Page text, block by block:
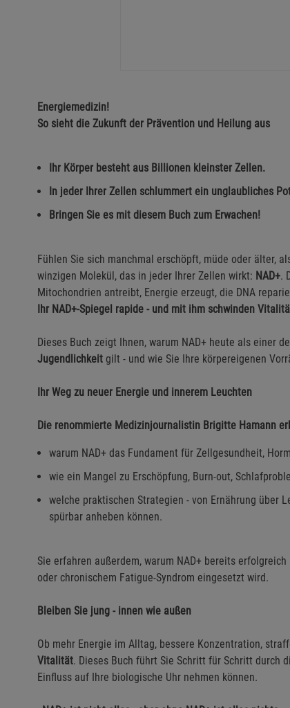
Energiemedizin!
So sieht die Zukunft der Prävention und Heilung aus
Ihr Körper besteht aus Billionen kleinster Zellen.
In jeder Ihrer Zellen schlummert ein unglaubliches
Bringen Sie es mit diesem Buch zum Erwachen!
Fühlen Sie sich manchmal erschöpft, müde oder älter,
winzigen Molekül, das in jeder Ihrer Zellen wirkt: NAD+.
Mitochondrien antreibt, Energie erzeugt, die DNA
Ihr NAD+-Spiegel rapide - und mit ihm schwinden
Dieses Buch zeigt Ihnen, warum NAD+ heute als einer
Jugendlichkeit gilt - und wie Sie Ihre körpereigenen
Ihr Weg zu neuer Energie und innerem Leuchten
Die renommierte Medizinjournalistin Brigitte Hamann
warum NAD+ das Fundament für Zellgesundheit,
wie ein Mangel zu Erschöpfung, Burn-out,
welche praktischen Strategien - von Ernährung über
spürbar anheben können.
Sie erfahren außerdem, warum NAD+ bereits
oder chronischem Fatigue-Syndrom eingesetzt wird.
Bleiben Sie jung - innen wie außen
Ob mehr Energie im Alltag, bessere Konzentration,
Vitalität. Dieses Buch führt Sie Schritt für Schritt durch
Einfluss auf Ihre biologische Uhr nehmen können.